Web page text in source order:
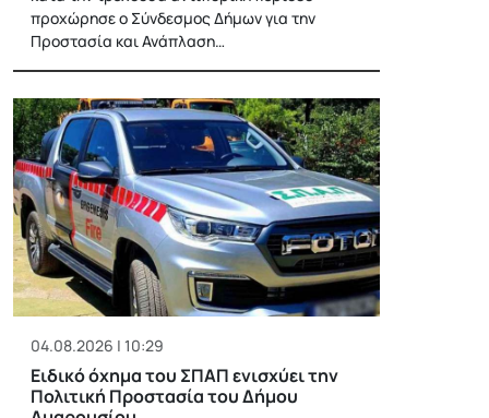
προχώρησε ο Σύνδεσμος Δήμων για την
Προστασία και Ανάπλαση…
04.08.2026 | 10:29
Ειδικό όχημα του ΣΠΑΠ ενισχύει την
Πολιτική Προστασία του Δήμου